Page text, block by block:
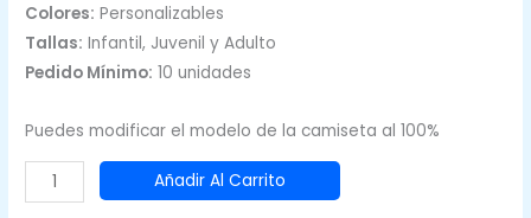
Colores: Personalizables
Tallas: Infantil, Juvenil y Adulto
Pedido Mínimo: 10 unidades
Puedes modificar el modelo de la camiseta al 100%
Camisetas
de
Añadir Al Carrito